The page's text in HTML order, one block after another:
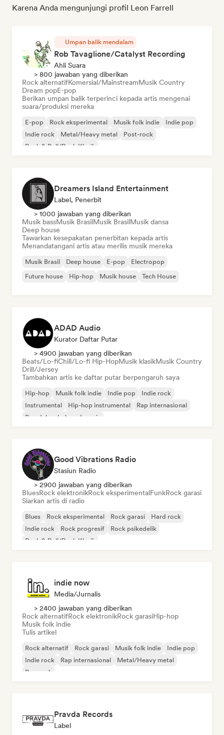
Karena Anda mengunjungi profil Leon Farrell
Umpan balik mendalam
Rob Tavaglione/Catalyst Recording
Ahli Suara
> 800 jawaban yang diberikan
Rock alternatifKomersial/MainstreamMusik Country
Dream popE-pop
Berikan umpan balik terperinci kepada artis mengenai
suara/produksi mereka
E-pop Rock eksperimental Musik folk indie
Indie pop
Indie rock
Metal/Heavy metal
Post-rock
Rock & Roll/Rock Klasik
Dreamers Island Entertainment
Label, Penerbit
> 1000 jawaban yang diberikan
Musik bassMusik BrasilMusik BrasilMusik dansa
Deep house
Tawarkan kesepakatan penerbitan kepada artis
Menandatangani artis atau merilis musik mereka
Musik Brasil Deep house E-pop
Electropop
Future house
Hip-hop Musik house Tech House
ADAD Audio
Kurator Daftar Putar
> 4900 jawaban yang diberikan
Beats/Lo-fiChill/Lo-fi Hip-HopMusik klasikMusik Country
Drill/Jersey
Tambahkan artis ke daftar putar berpengaruh saya
Hip-hop Musik folk indie Indie pop
Indie rock
Instrumental
Hip-hop instrumental
Rap internasional
Rap dalam bahasa Inggris
Good Vibrations Radio
Stasiun Radio
> 2900 jawaban yang diberikan
BluesRock elektronikRock eksperimentalFunkRock garasi
Siarkan artis di radio
Blues Rock eksperimental Rock garasi
Hard rock
Indie rock
Rock progresif
Rock psikedelik
Rock & Roll/Rock Klasik
indie now
Media/Jurnalis
> 2400 jawaban yang diberikan
Rock alternatifRock elektronikRock garasiHip-hop
Musik folk indie
Tulis artikel
Rock alternatif Rock garasi Musik folk indie
Indie pop
Indie rock
Rap internasional
Metal/Heavy metal
Pop rock
Pravda Records
Label